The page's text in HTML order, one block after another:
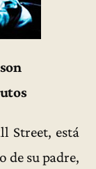
Street, está
de su padre,